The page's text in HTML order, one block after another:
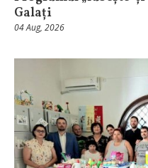
Galați
04 Aug, 2026